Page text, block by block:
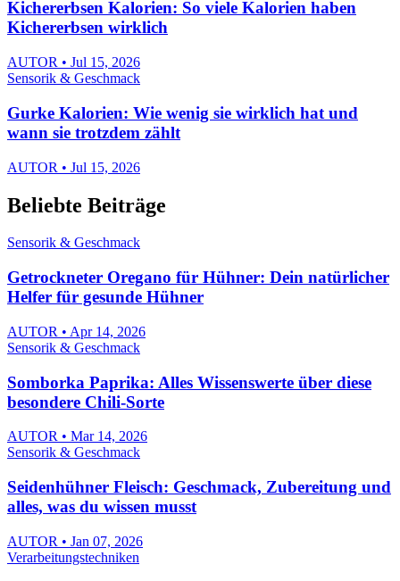
Kichererbsen Kalorien: So viele Kalorien haben
Kichererbsen wirklich
AUTOR • Jul 15, 2026
Sensorik & Geschmack
Gurke Kalorien: Wie wenig sie wirklich hat und
wann sie trotzdem zählt
AUTOR • Jul 15, 2026
Beliebte Beiträge
Sensorik & Geschmack
Getrockneter Oregano für Hühner: Dein natürlicher
Helfer für gesunde Hühner
AUTOR • Apr 14, 2026
Sensorik & Geschmack
Somborka Paprika: Alles Wissenswerte über diese
besondere Chili-Sorte
AUTOR • Mar 14, 2026
Sensorik & Geschmack
Seidenhühner Fleisch: Geschmack, Zubereitung und
alles, was du wissen musst
AUTOR • Jan 07, 2026
Verarbeitungstechniken